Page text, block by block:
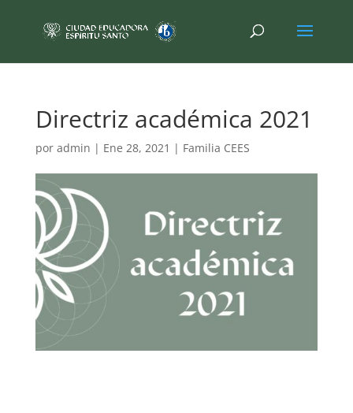
Directriz académica 2021
por admin | Ene 28, 2021 | Familia CEES